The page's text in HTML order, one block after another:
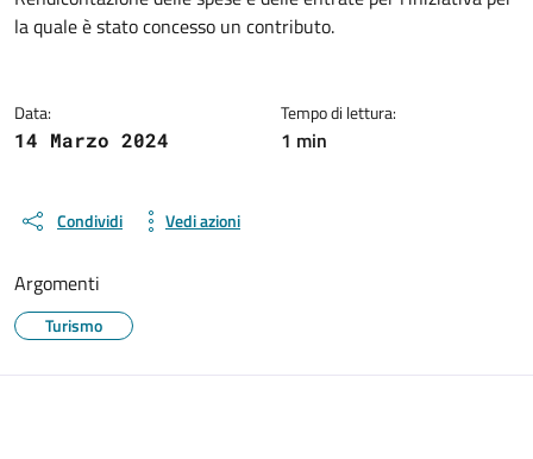
la quale è stato concesso un contributo.
Data:
14 Marzo 2024
Tempo di lettura:
1 min
Condividi Vedi azioni
Argomenti
Turismo